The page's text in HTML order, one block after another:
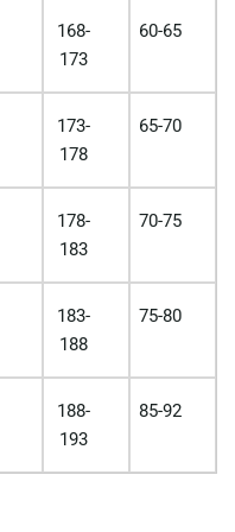
168-
173
60-65
173-
178
65-70
178-
183
70-75
183-
188
75-80
188-
193
85-92